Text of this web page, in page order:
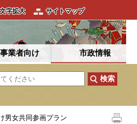
文字拡大 サイトマップ
事業者向け 市政情報
男女共同参画プラン